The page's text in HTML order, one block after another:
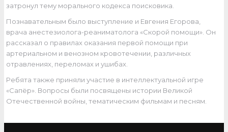
затронул тему морального кодекса поисковика.
Познавательным было выступление и Евгения Егорова,
врача анестезиолога-реаниматолога «Скорой помощи». Он
рассказал о правилах оказания первой помощи при
артериальном и венозном кровотечении, различных
отравлениях, переломах и ушибах.
Ребята также приняли участие в интеллектуальной игре
«Сапёр». Вопросы были посвящены истории Великой
Отечественной войны, тематическим фильмам и песням.